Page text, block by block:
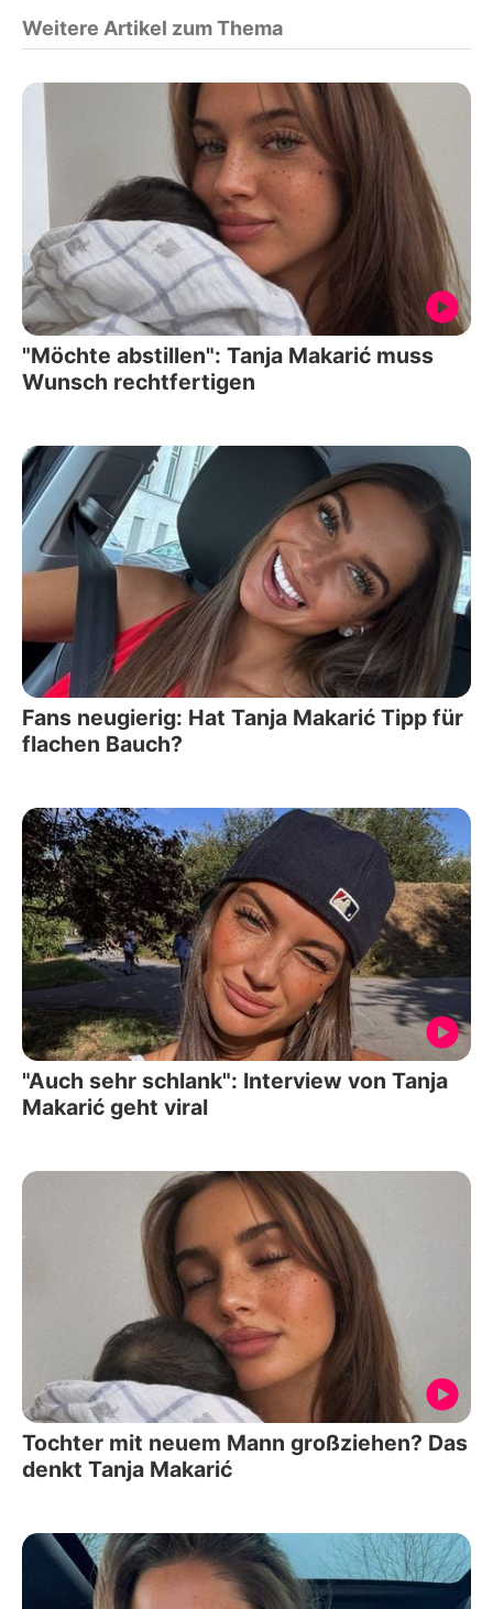
Weitere Artikel zum Thema
"Möchte abstillen": Tanja Makarić muss
Wunsch rechtfertigen
Fans neugierig: Hat Tanja Makarić Tipp für
flachen Bauch?
"Auch sehr schlank": Interview von Tanja
Makarić geht viral
Tochter mit neuem Mann großziehen? Das
denkt Tanja Makarić